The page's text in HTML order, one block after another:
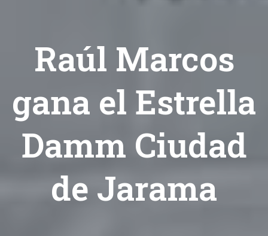
Raúl Marcos
gana el Estrella
Damm Ciudad
de Jarama